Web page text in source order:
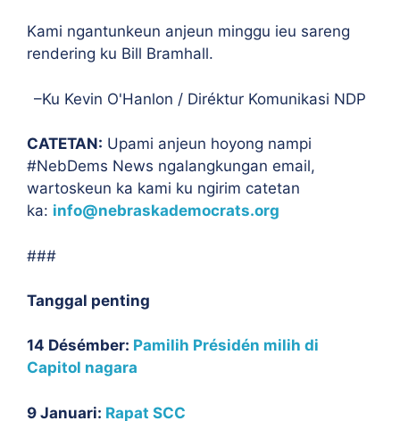
Kami ngantunkeun anjeun minggu ieu sareng
rendering ku Bill Bramhall.
–Ku Kevin O'Hanlon / Diréktur Komunikasi NDP
CATETAN: Upami anjeun hoyong nampi
#NebDems News ngalangkungan email,
wartoskeun ka kami ku ngirim catetan
ka: info@nebraskademocrats.org
###
Tanggal penting
14 Désémber: Pamilih Présidén milih di
Capitol nagara
9 Januari: Rapat SCC